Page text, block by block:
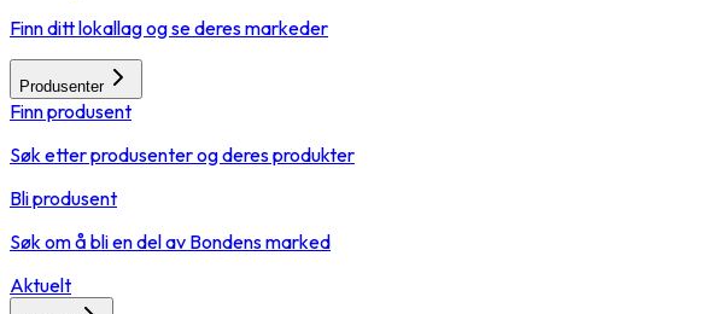
Finn ditt lokallag og se deres markeder
Produsenter
Finn produsent
Søk etter produsenter og deres produkter
Bli produsent
Søk om å bli en del av Bondens marked
Aktuelt